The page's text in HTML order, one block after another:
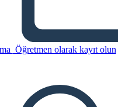
Öğretmen olarak kayıt olun
dei Rifugiati
OLUŞTUR